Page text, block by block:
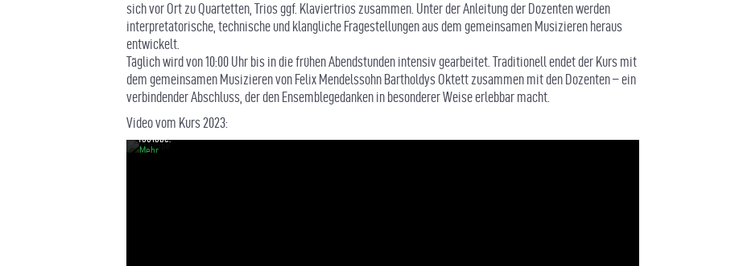
sich vor Ort zu Quartetten, Trios ggf. Klaviertrios zusammen. Unter der Anleitung der Dozenten werden
interpretatorische, technische und klangliche Fragestellungen aus dem gemeinsamen Musizieren heraus
entwickelt.
Täglich wird von 10:00 Uhr bis in die frühen Abendstunden intensiv gearbeitet. Traditionell endet der Kurs mit
dem gemeinsamen Musizieren von Felix Mendelssohn Bartholdys Oktett zusammen mit den Dozenten – ein
verbindender Abschluss, der den Ensemblegedanken in besonderer Weise erlebbar macht.
Video vom Kurs 2023:
Mit
dem
Laden
des
Videos
akzeptieren
Sie
die
von
YouTube.
Mehr